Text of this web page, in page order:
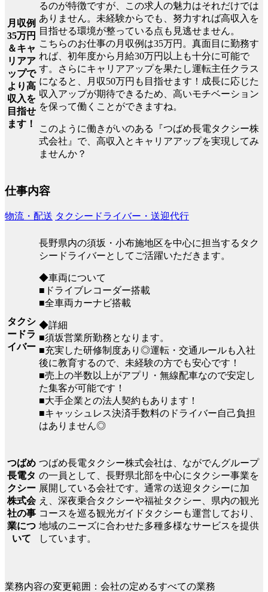
月収例
35万円
＆キャ
リアア
ップで
より高
収入を
目指せ
ます！
るのが特徴ですが、この求人の魅力はそれだけでは
ありません。未経験からでも、努力すれば高収入を
目指せる環境が整っている点も見逃せません。
こちらのお仕事の月収例は35万円。真面目に勤務す
れば、初年度から月給30万円以上も十分に可能で
す。さらにキャリアアップを果たし運転主任クラス
になると、月収50万円も目指せます！成長に応じた
収入アップが期待できるため、高いモチベーション
を保って働くことができますね。
このように働きがいのある『つばめ長電タクシー株
式会社』で、高収入とキャリアアップを実現してみ
ませんか？
仕事内容
物流・配送 タクシードライバー・送迎代行
タクシ
ードラ
イバー
長野県内の須坂・小布施地区を中心に担当するタク
シードライバーとしてご活躍いただきます。
◆車両について
■ドライブレコーダー搭載
■全車両カーナビ搭載
◆詳細
■須坂営業所勤務となります。
■充実した研修制度あり◎運転・交通ルールも入社
後に教育するので、未経験の方でも安心です！
■売上の半数以上がアプリ・無線配車なので安定し
た集客が可能です！
■大手企業との法人契約もあります！
■キャッシュレス決済手数料のドライバー自己負担
はありません◎
つばめ
長電タ
クシー
株式会
社の事
業につ
いて
つばめ長電タクシー株式会社は、ながでんグループ
の一員として、長野県北部を中心にタクシー事業を
展開している会社です。通常の送迎タクシーに加
え、深夜乗合タクシーや福祉タクシー、県内の観光
コースを巡る観光ガイドタクシーも運営しており、
地域のニーズに合わせた多種多様なサービスを提供
しています。
業務内容の変更範囲：会社の定めるすべての業務